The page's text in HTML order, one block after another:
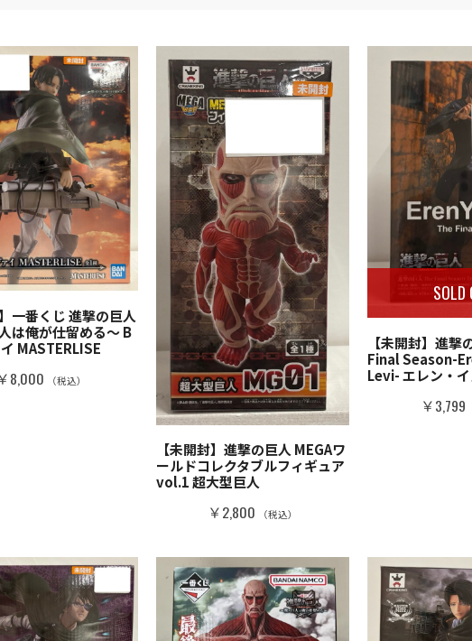
一番くじ 進撃の巨人
は俺が仕留める～ B
MASTERLISE
8,000 （税込）
【未開封】進撃の巨人 MEGAワ
ールドコレクタブルフィギュア
vol.1 超大型巨人
￥2,800 （税込）
SOLD
【未開封】進撃
Final Season-
Levi- エレン・
￥3,799